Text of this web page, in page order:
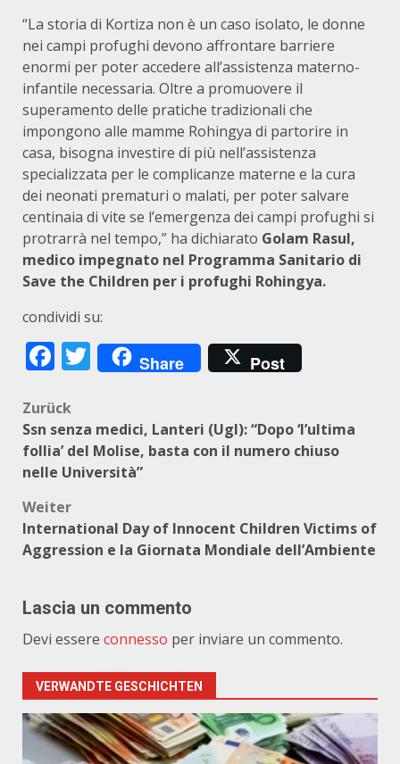
“La storia di Kortiza non è un caso isolato, le donne
nei campi profughi devono affrontare barriere
enormi per poter accedere all’assistenza materno-
infantile necessaria. Oltre a promuovere il
superamento delle pratiche tradizionali che
impongono alle mamme Rohingya di partorire in
casa, bisogna investire di più nell’assistenza
specializzata per le complicanze materne e la cura
dei neonati prematuri o malati, per poter salvare
centinaia di vite se l’emergenza dei campi profughi si
protrarrà nel tempo,” ha dichiarato Golam Rasul,
medico impegnato nel Programma Sanitario di
Save the Children per i profughi Rohingya.
condividi su:
Facebook
Twitter
Share Post
Beitragsnavigation
Zurück
Ssn senza medici, Lanteri (Ugl): “Dopo ‘l’ultima
follia’ del Molise, basta con il numero chiuso
nelle Università”
Weiter
International Day of Innocent Children Victims of
Aggression e la Giornata Mondiale dell’Ambiente
Lascia un commento
Devi essere connesso per inviare un commento.
VERWANDTE GESCHICHTEN